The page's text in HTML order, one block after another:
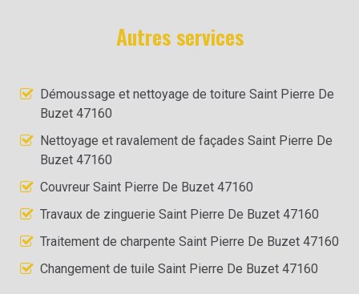
Autres services
Démoussage et nettoyage de toiture Saint Pierre De
Buzet 47160
Nettoyage et ravalement de façades Saint Pierre De
Buzet 47160
Couvreur Saint Pierre De Buzet 47160
Travaux de zinguerie Saint Pierre De Buzet 47160
Traitement de charpente Saint Pierre De Buzet 47160
Changement de tuile Saint Pierre De Buzet 47160